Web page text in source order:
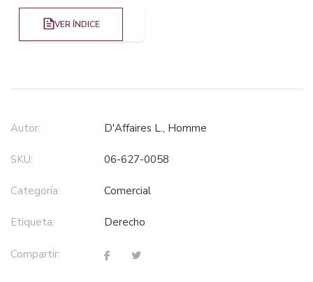
VER ÍNDICE
Autor: D'Affaires L., Homme
SKU: 06-627-0058
Categoría: comercial
Etiqueta: derecho
Compartir: